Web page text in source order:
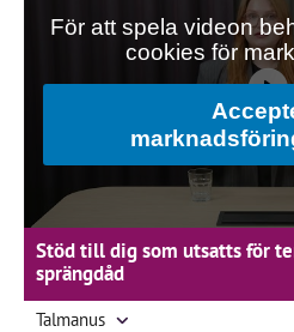
För att spela videon
cookies för
Stöd till dig som utsatts för
sprängdåd
Talmanus